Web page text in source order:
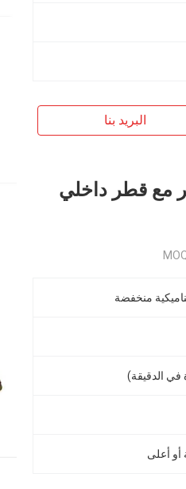
البريد بنا
مع قطر داخلي
منخفضة